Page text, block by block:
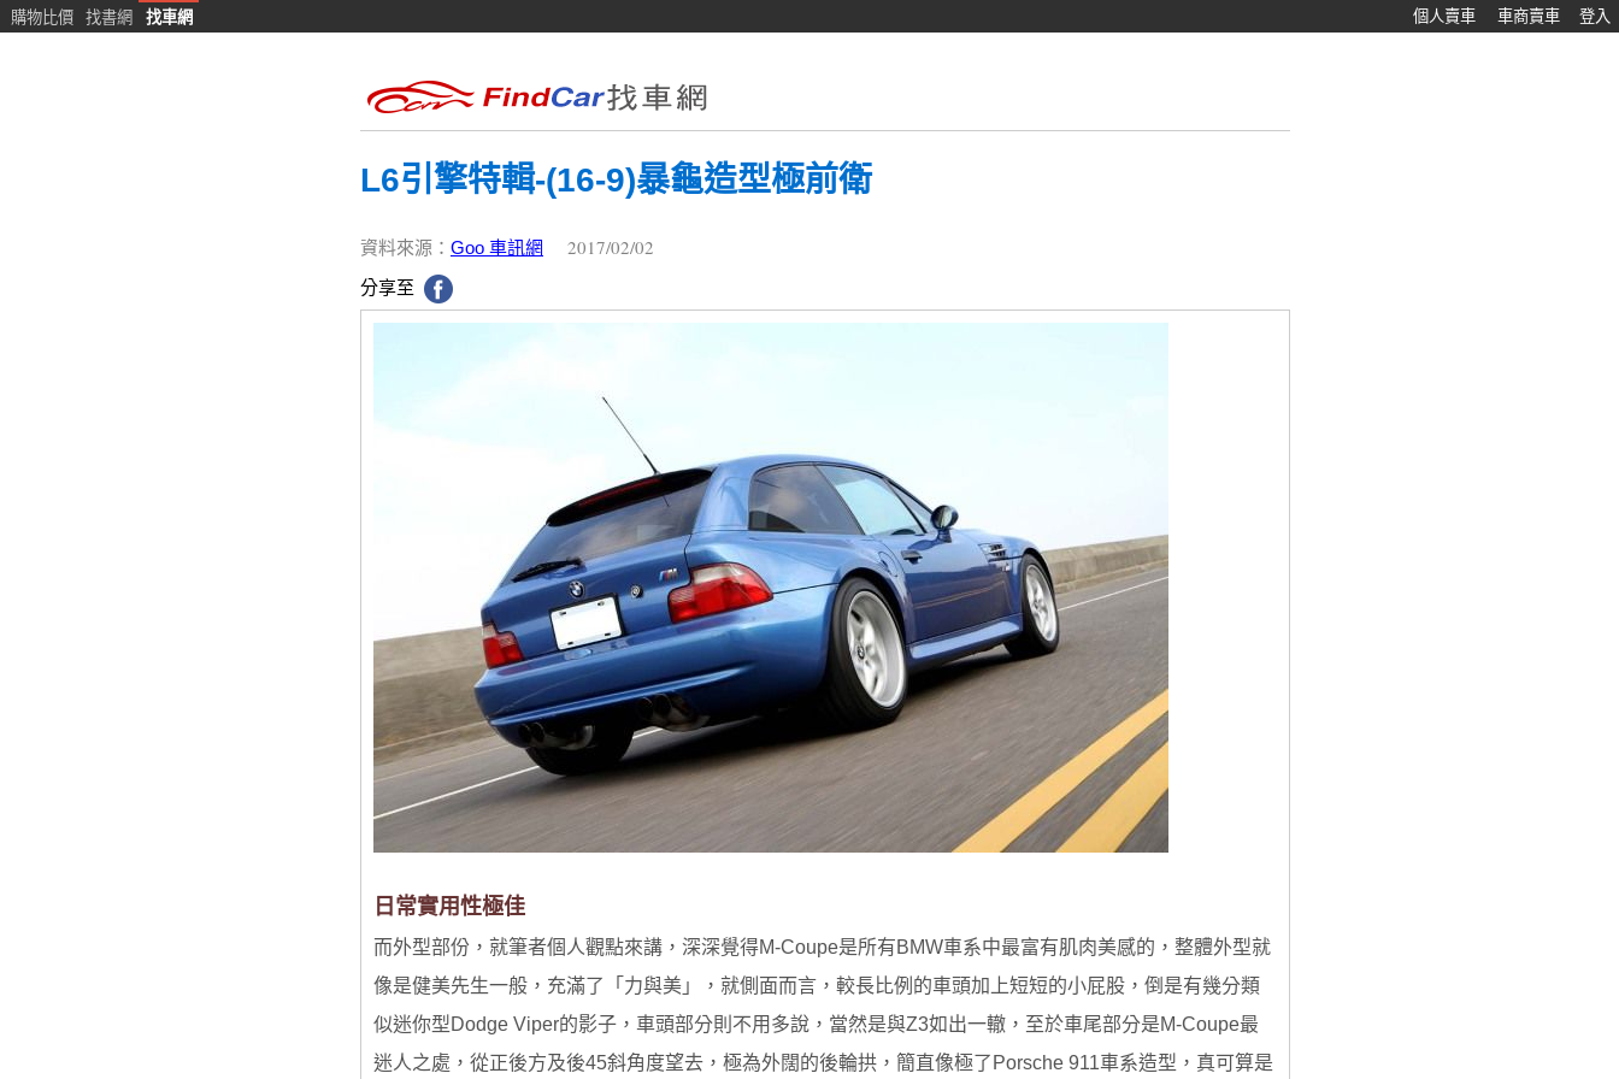
購物比價 找書網 找車網 個人賣車 車商賣車 登入
L6引擎特輯-(16-9)暴龜造型極前衛
資料來源： Goo 車訊網 2017/02/02
分享至
日常實用性極佳
而外型部份，就筆者個人觀點來講，深深覺得M-Coupe是所有BMW車系中最富有肌肉美感的，整體外型就
像是健美先生一般，充滿了「力與美」，就側面而言，較長比例的車頭加上短短的小屁股，倒是有幾分類
似迷你型Dodge Viper的影子，車頭部分則不用多說，當然是與Z3如出一轍，至於車尾部分是M-Coupe最
迷人之處，從正後方及後45斜角度望去，極為外闊的後輪拱，簡直像極了Porsche 911車系造型，真可算是